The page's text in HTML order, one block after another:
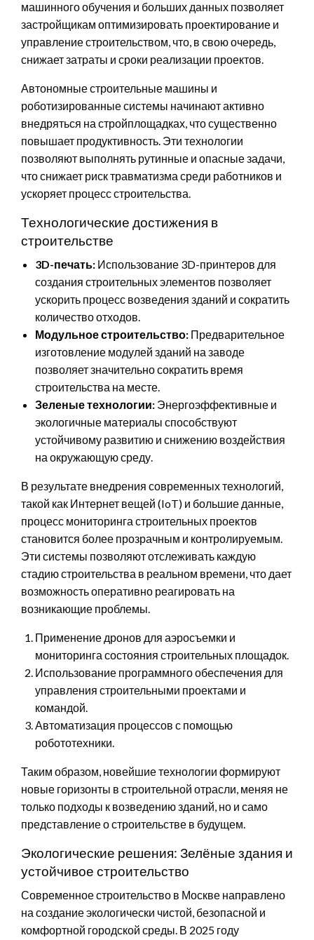
машинного обучения и больших данных позволяет
застройщикам оптимизировать проектирование и
управление строительством, что, в свою очередь,
снижает затраты и сроки реализации проектов.
Автономные строительные машины и
роботизированные системы начинают активно
внедряться на стройплощадках, что существенно
повышает продуктивность. Эти технологии
позволяют выполнять рутинные и опасные задачи,
что снижает риск травматизма среди работников и
ускоряет процесс строительства.
Технологические достижения в
строительстве
3D-печать: Использование 3D-принтеров для
создания строительных элементов позволяет
ускорить процесс возведения зданий и сократить
количество отходов.
Модульное строительство: Предварительное
изготовление модулей зданий на заводе
позволяет значительно сократить время
строительства на месте.
Зеленые технологии: Энергоэффективные и
экологичные материалы способствуют
устойчивому развитию и снижению воздействия
на окружающую среду.
В результате внедрения современных технологий,
такой как Интернет вещей (IoT) и большие данные,
процесс мониторинга строительных проектов
становится более прозрачным и контролируемым.
Эти системы позволяют отслеживать каждую
стадию строительства в реальном времени, что дает
возможность оперативно реагировать на
возникающие проблемы.
Применение дронов для аэросъемки и
мониторинга состояния строительных площадок.
Использование программного обеспечения для
управления строительными проектами и
командой.
Автоматизация процессов с помощью
робототехники.
Таким образом, новейшие технологии формируют
новые горизонты в строительной отрасли, меняя не
только подходы к возведению зданий, но и само
представление о строительстве в будущем.
Экологические решения: Зелёные здания и
устойчивое строительство
Современное строительство в Москве направлено
на создание экологически чистой, безопасной и
комфортной городской среды. В 2025 году